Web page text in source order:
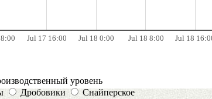
Jul 17 16:00 Jul 18 0:00 Jul 18 8:00 Jul 18
уровень
Дробовики
Снайперское